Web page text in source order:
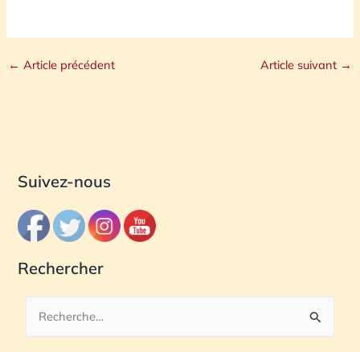
← Article précédent Article suivant →
Suivez-nous
Rechercher